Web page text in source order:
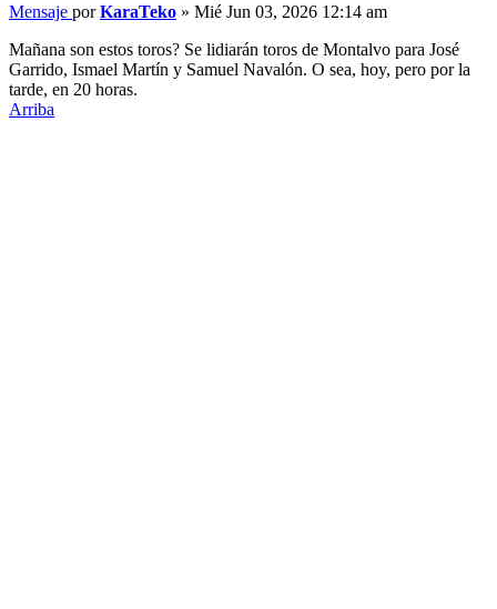
Mensaje porKaraTeko » Mié Jun 03, 2026 12:14 am
Mañana son estos toros? Se lidiarán toros de Montalvo para José
Garrido, Ismael Martín y Samuel Navalón. O sea, hoy, pero por la
tarde, en 20 horas.
Arriba